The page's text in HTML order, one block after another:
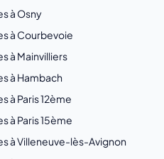
à Osny
à Courbevoie
à Mainvilliers
à Hambach
à Paris 12ème
à Paris 15ème
à Villeneuve-lès-Avignon